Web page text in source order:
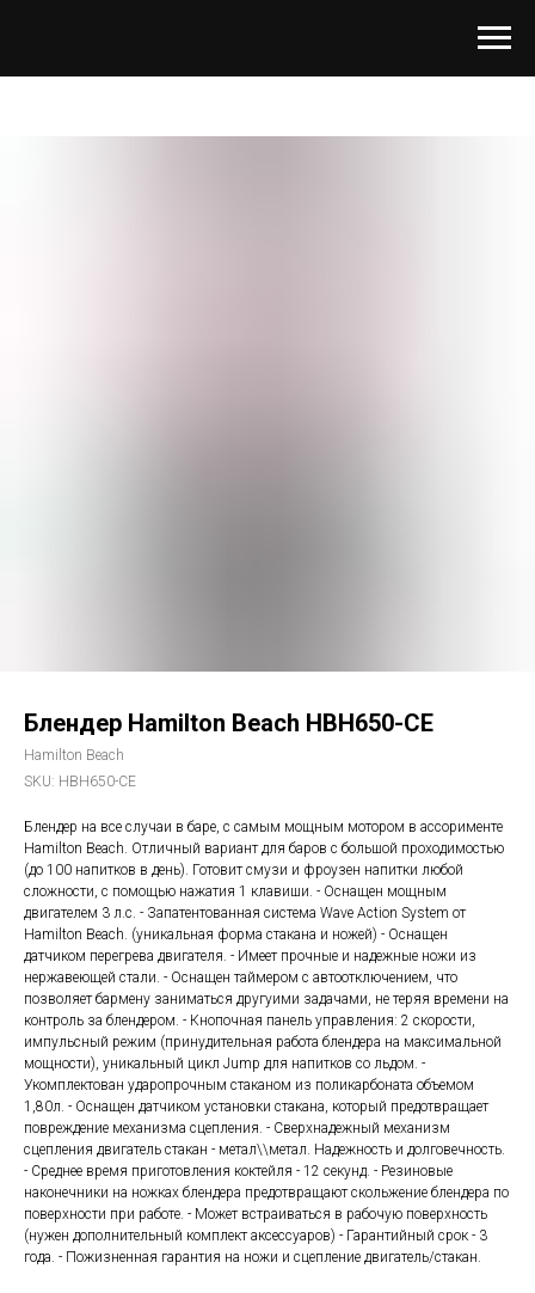
Блендер Hamilton Beach HBH650-СЕ
Hamilton Beach
SKU: HBH650-СЕ
Блендер на все случаи в баре, с самым мощным мотором в ассорименте
Hamilton Beach. Отличный вариант для баров с большой проходимостью
(до 100 напитков в день). Готовит смузи и фроузен напитки любой
сложности, с помощью нажатия 1 клавиши. - Оснащен мощным
двигателем 3 л.с. - Запатентованная система Wave Action System от
Hamilton Beach. (уникальная форма стакана и ножей) - Оснащен
датчиком перегрева двигателя. - Имеет прочные и надежные ножи из
нержавеющей стали. - Оснащен таймером с автоотключением, что
позволяет бармену заниматься другуими задачами, не теряя времени на
контроль за блендером. - Кнопочная панель управления: 2 скорости,
импульсный режим (принудительная работа блендера на максимальной
мощности), уникальный цикл Jump для напитков со льдом. -
Укомплектован ударопрочным стаканом из поликарбоната объемом
1,80л. - Оснащен датчиком установки стакана, который предотвращает
повреждение механизма сцепления. - Сверхнадежный механизм
сцепления двигатель стакан - метал\\метал. Надежность и долговечность.
- Среднее время приготовления коктейля - 12 секунд. - Резиновые
наконечники на ножках блендера предотвращают скольжение блендера по
поверхности при работе. - Может встраиваться в рабочую поверхность
(нужен дополнительный комплект аксессуаров) - Гарантийный срок - 3
года. - Пожизненная гарантия на ножи и сцепление двигатель/стакан.